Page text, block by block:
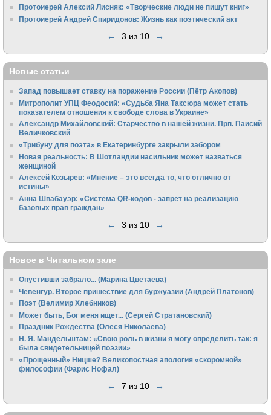
Протоиерей Алексий Лисняк: «Творческие люди не пишут книг»
Протоиерей Андрей Спиридонов: Жизнь как поэтический акт
← 3 из 10 →
Новые статьи
Запад повышает ставку на поражение России (Пётр Акопов)
Митрополит УПЦ Феодосий: «Судьба Яна Таксюра может стать
показателем отношения к свободе слова в Украине»
Алек­сандр Михайловский: Старчество в нашей жизни. Прп. Паисий
Величковский
«Трибуну для поэта» в Екатеринбурге закрыли забором
Новая реальность: В Шотландии насильник может назваться
женщиной
Алексей Козырев: «Мнение – это всегда то, что отлично от
истины»
Анна Швабауэр: «Система QR-кодов - запрет на реализацию
базовых прав граждан»
← 3 из 10 →
Новое в Читальном зале
Опустивши забрало... (Марина Цветаева)
Чевенгур. Второе пришествие для буржуазии (Андрей Платонов)
Поэт (Велимир Хлебников)
Может быть, Бог меня ищет... (Сергей Стратановский)
Праздник Рождества (Олеся Николаева)
Н. Я. Мандельштам: «Свою pоль в жизни я могу опpеделить так: я
была свидетельницей поэзии»
«Прощенный» Ницше? Великопостная апология «скоромной»
философии (Фарис Нофал)
← 7 из 10 →